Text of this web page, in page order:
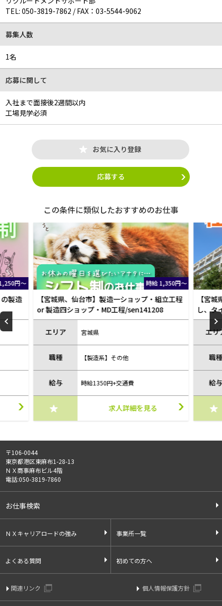
TEL:050-3819-7862 /FAX：03-5544-9062
募集人数
1名
応募に関して
入社まで面接後2週間以内
工場見学必須
お気に入り登録
応募する
この条件に類似したおすすめのお仕事
円～
工程
時給 1,450円～
【宮城県岩沼市】自動化された各種機械を操作
し、タイヤの部材生産・組立・仕上げ・検査作
業/sen210806
エリア
宮城県
職種 【製造系】その他
給与 時給1450円+交通費
求人詳細を見る
【宮
オペ
エ
職
給
〒106-0044
東京都港区東麻布1-28-13
ＮＸ商事麻布ビル4階
電話:050-3819-7860
お仕事検索
ＮＸキャリアロードの強み 事業所一覧
よくある質問 初めての方へ
関連リンク 個人情報保護方針